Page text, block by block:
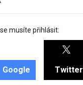
musíte přihlásit:
Google Twitter